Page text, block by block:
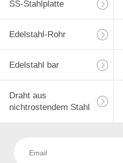
SS-Stahlplatte
Edelstahl-Rohr
Edelstahl bar
Draht aus
nichtrostendem Stahl